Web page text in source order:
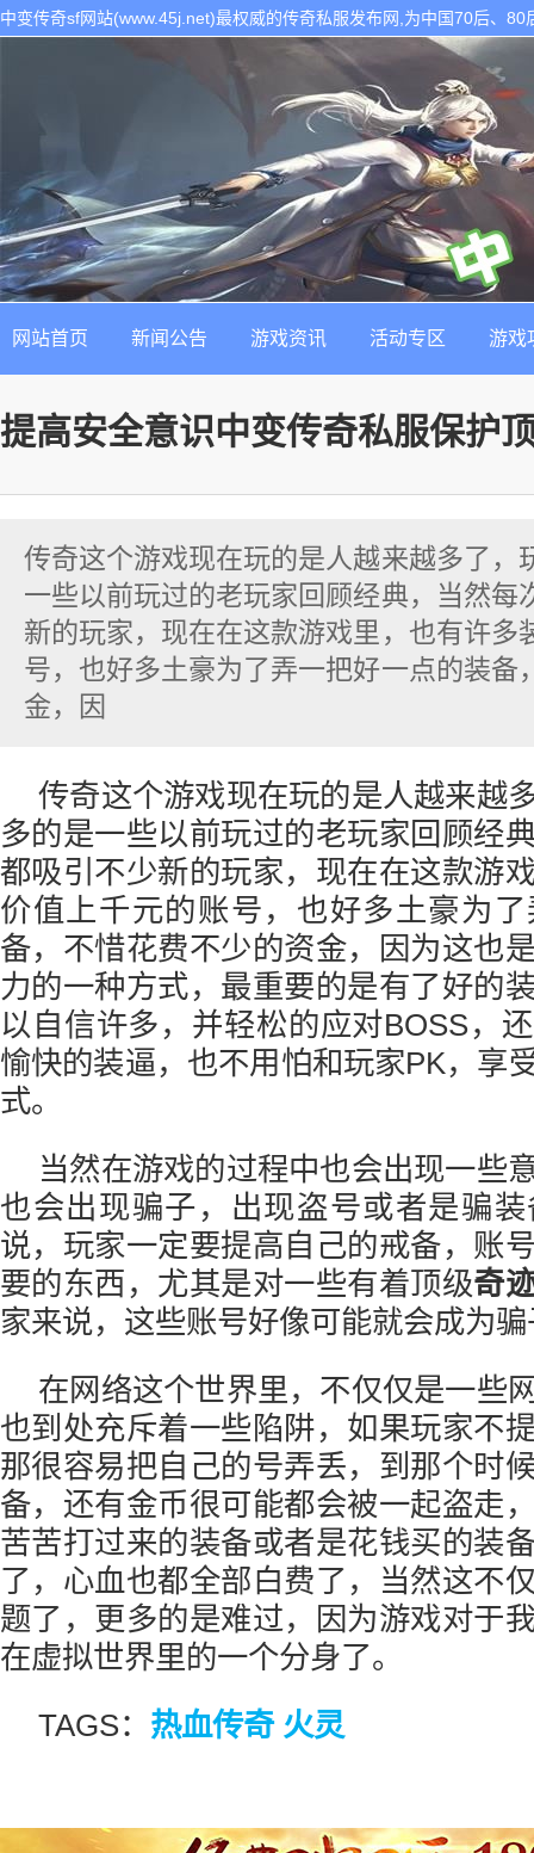
中变传奇sf网站(www.45j.net)最权威的传奇私服发布网,为中国70后、
网站首页 新闻公告 游戏资讯 活动专区 游戏
提高安全意识中变传奇私服保护
传奇这个游戏现在玩的是人越来越多了，
一些以前玩过的老玩家回顾经典，当然每
新的玩家，现在在这款游戏里，也有许多
号，也好多土豪为了弄一把好一点的装备
金，因
传奇这个游戏现在玩的是人越来越
多的是一些以前玩过的老玩家回顾经
都吸引不少新的玩家，现在在这款游
价值上千元的账号，也好多土豪为
备，不惜花费不少的资金，因为这也
力的一种方式，最重要的是有了好的
以自信许多，并轻松的应对BOSS，
愉快的装逼，也不用怕和玩家PK，享
式。
当然在游戏的过程中也会出现一些
也会出现骗子，出现盗号或者是骗
说，玩家一定要提高自己的戒备，账
要的东西，尤其是对一些有着顶级奇
家来说，这些账号好像可能就会成为
在网络这个世界里，不仅仅是一些
也到处充斥着一些陷阱，如果玩家不
那很容易把自己的号弄丢，到那个时
备，还有金币很可能都会被一起盗走
苦苦打过来的装备或者是花钱买的装
了，心血也都全部白费了，当然这不
题了，更多的是难过，因为游戏对于
在虚拟世界里的一个分身了。
TAGS： 热血传奇 火灵